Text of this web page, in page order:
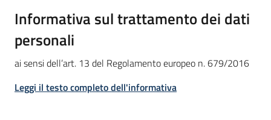
Informativa sulla privacy
Informativa sul trattamento dei dati
personali
ai sensi dell’art. 13 del Regolamento europeo n. 679/2016
Leggi il testo completo dell'informativa